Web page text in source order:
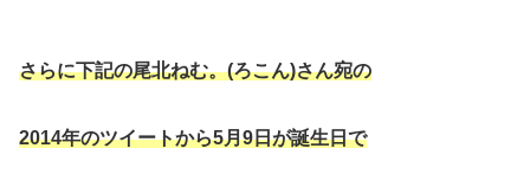
さらに下記の尾北ねむ。(ろこん)さん宛の
2014年のツイートから5月9日が誕生日で